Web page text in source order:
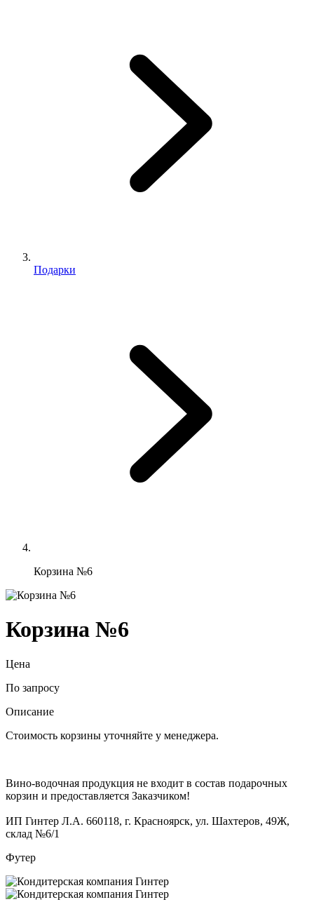
Подарки
Корзина №6
Корзина №6
Цена
По запросу
Описание
Стоимость корзины уточняйте у менеджера.
Вино-водочная продукция не входит в состав подарочных
корзин и предоставляется Заказчиком!
ИП Гинтер Л.А. 660118, г. Красноярск, ул. Шахтеров, 49Ж,
склад №6/1
Футер